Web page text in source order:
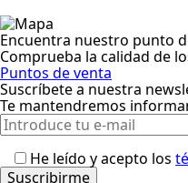
Encuentra nuestro punto
Comprueba la calidad de
Puntos de venta
Suscríbete a nuestra
Te mantendremos
He leído y acepto los